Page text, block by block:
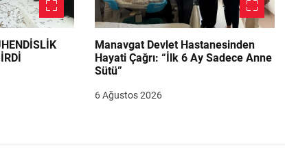
Manavgat Devlet Hastanesinden
Hayati Çağrı: “İlk 6 Ay Sadece Anne
Sütü”
6 Ağustos 2026